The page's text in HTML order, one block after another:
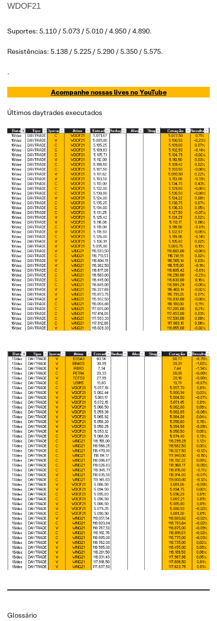
WDOF21
Suportes: 5.110 / 5.073 / 5.010 / 4.950 / 4.890.
Resistências: 5.138 / 5.225 / 5.290 / 5.350 / 5.575.
.
Acompanhe nossas lives no YouTube
Últimos daytrades executados
Glossário